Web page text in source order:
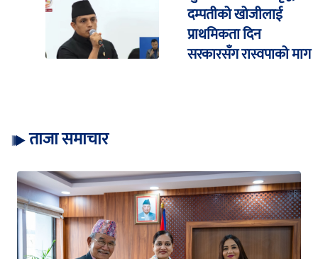
दम्पतीको खोजीलाई
प्राथमिकता दिन
सरकारसँग रास्वपाको माग
ताजा समाचार